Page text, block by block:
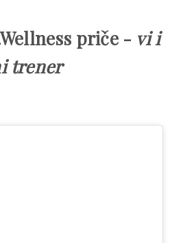
priče - vi i
trener